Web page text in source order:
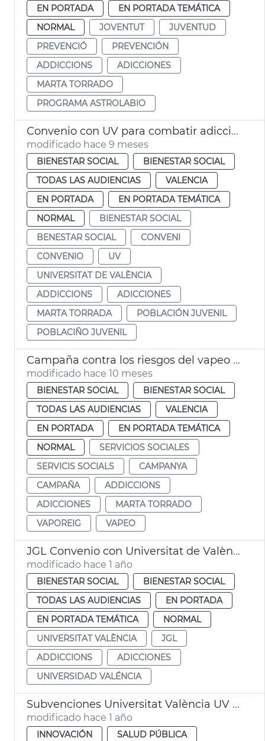
EN PORTADA
EN PORTADA TEMÁTICA
NORMAL
JOVENTUT
JUVENTUD
PREVENCIÓ
PREVENCIÓN
ADDICCIONS
ADICCIONES
MARTA TORRADO
PROGRAMA ASTROLABIO
Convenio con UV para combatir adicciones en jóvenes
modificado hace 9 meses
BIENESTAR SOCIAL
BIENESTAR SOCIAL
TODAS LAS AUDIENCIAS
VALENCIA
EN PORTADA
EN PORTADA TEMÁTICA
NORMAL
BIENESTAR SOCIAL
BENESTAR SOCIAL
CONVENI
CONVENIO
UV
UNIVERSITAT DE VALÈNCIA
ADDICCIONS
ADICCIONES
MARTA TORRADA
POBLACIÓN JUVENIL
POBLACIÑO JUVENIL
Campaña contra los riesgos del vapeo en València
modificado hace 10 meses
BIENESTAR SOCIAL
BIENESTAR SOCIAL
TODAS LAS AUDIENCIAS
VALENCIA
EN PORTADA
EN PORTADA TEMÁTICA
NORMAL
SERVICIOS SOCIALES
SERVICIS SOCIALS
CAMPANYA
CAMPAÑA
ADDICCIONS
ADICCIONES
MARTA TORRADO
VAPOREIG
VAPEO
JGL Convenio con Universitat de València por programa de adicciones
modificado hace 1 año
BIENESTAR SOCIAL
BIENESTAR SOCIAL
TODAS LAS AUDIENCIAS
EN PORTADA
EN PORTADA TEMÁTICA
NORMAL
UNIVERSITAT VALÈNCIA
JGL
ADDICCIONS
ADICCIONES
UNIVERSIDAD VALÉNCIA
Subvenciones Universitat València UV adicciones
modificado hace 1 año
INNOVACIÓN
SALUD PÚBLICA